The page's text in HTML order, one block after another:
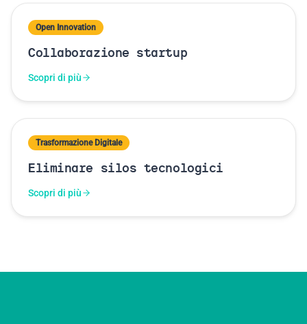
Open Innovation
Collaborazione startup
Scopri di più
Trasformazione Digitale
Eliminare silos tecnologici
Scopri di più